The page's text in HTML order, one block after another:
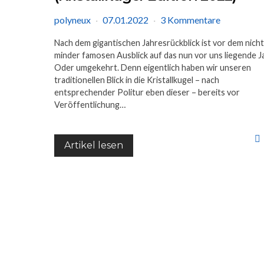
polyneux 07.01.2022 3 Kommentare
Nach dem gigantischen Jahresrückblick ist vor dem nicht
minder famosen Ausblick auf das nun vor uns liegende
Oder umgekehrt. Denn eigentlich haben wir unseren
traditionellen Blick in die Kristallkugel – nach
entsprechender Politur eben dieser – bereits vor
Veröffentlichung…
Artikel lesen